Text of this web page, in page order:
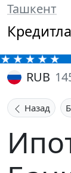
Ташкент
RUB
Назад